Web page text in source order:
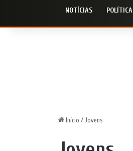
NOTÍCIAS POLÍTICA
Início / Jovens